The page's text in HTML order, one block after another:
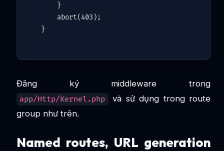
    }
abort(403 );
Đăng ký middleware trong
app/Http/Kernel.php
và sử dụng trong route
group như trên.
Named routes, URL generation